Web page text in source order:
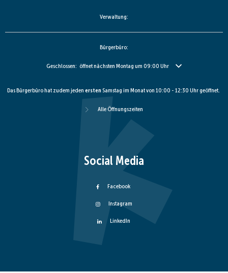
Verwaltung:
Bürgerbüro:
Klicken, um weitere Öffnungs- oder Schließzeiten auszublenden
Geschlossen: öffnet nächsten Montag um 09:00 Uhr
Das Bürgerbüro hat zudem jeden erstenSamstag im Monat von 10:00 - 12:30 Uhr geöffnet.
Alle Öffnungszeiten
Social Media
Facebook
Instagram
LinkedIn